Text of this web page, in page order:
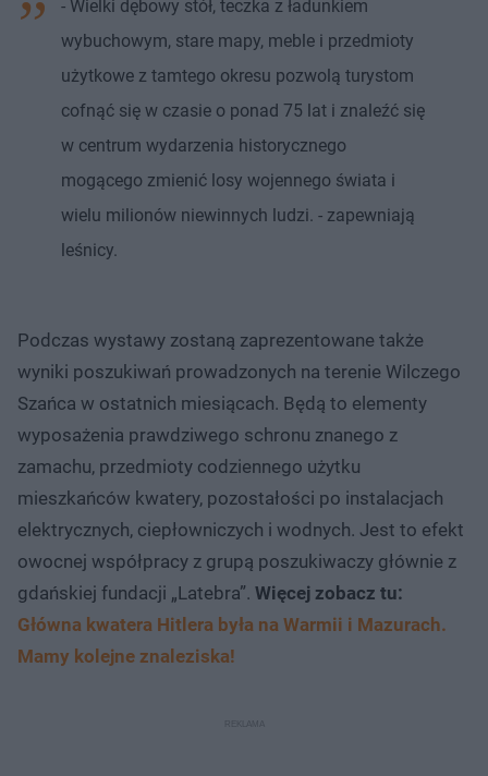
- Wielki dębowy stół, teczka z ładunkiem
wybuchowym, stare mapy, meble i przedmioty
użytkowe z tamtego okresu pozwolą turystom
cofnąć się w czasie o ponad 75 lat i znaleźć się
w centrum wydarzenia historycznego
mogącego zmienić losy wojennego świata i
wielu milionów niewinnych ludzi. - zapewniają
leśnicy.
Podczas wystawy zostaną zaprezentowane także
wyniki poszukiwań prowadzonych na terenie Wilczego
Szańca w ostatnich miesiącach. Będą to elementy
wyposażenia prawdziwego schronu znanego z
zamachu, przedmioty codziennego użytku
mieszkańców kwatery, pozostałości po instalacjach
elektrycznych, ciepłowniczych i wodnych. Jest to efekt
owocnej współpracy z grupą poszukiwaczy głównie z
gdańskiej fundacji „Latebra”. Więcej zobacz tu:
Główna kwatera Hitlera była na Warmii i Mazurach.
Mamy kolejne znaleziska!